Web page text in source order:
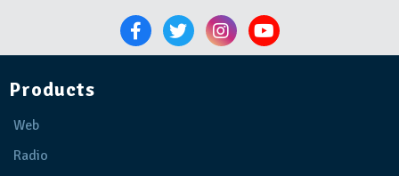
Products
Web
Radio